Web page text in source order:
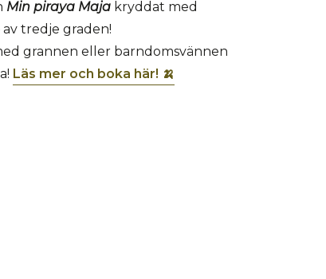
Min piraya Maja kryddat med
tredje graden!
grannen eller barndomsvännen
Läs mer och boka här! 🍌